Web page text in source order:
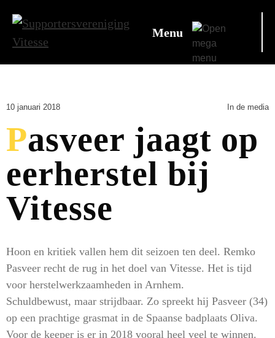
Menu
10 januari 2018 In de media
Pasveer jaagt op
eerherstel bij
Vitesse
Hoon en kritiek vallen hem dit seizoen ten deel. Remko
Pasveer recht de rug in het doel van Vitesse. Het is tijd
voor herstelwerkzaamheden in Arnhem.
Schuldbewust, maar strijdbaar. Zo spreekt hij Pasveer (34)
op een prachtige grasmat in de Spaanse badplaats Oliva.
Voor de keeper is er in 2018 vooral heel veel te winnen.